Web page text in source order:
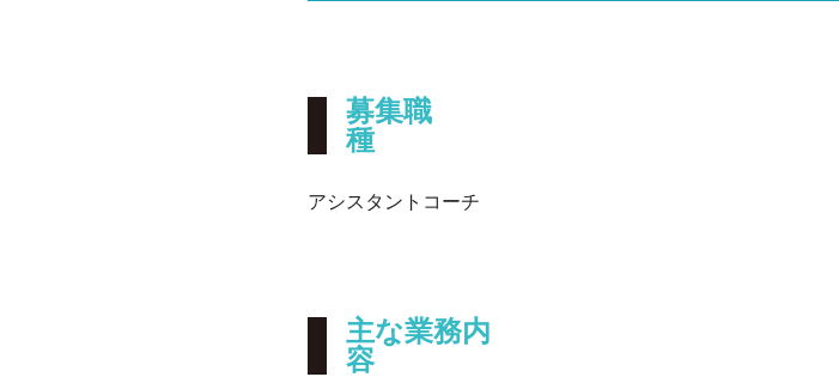
募集職
アシスタントコーチ
主な業務内